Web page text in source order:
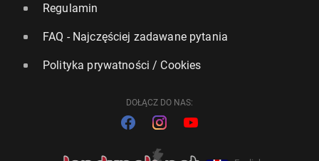
Regulamin
FAQ - Najczęściej zadawane pytania
Polityka prywatności / Cookies
DOŁĄCZ DO NAS: